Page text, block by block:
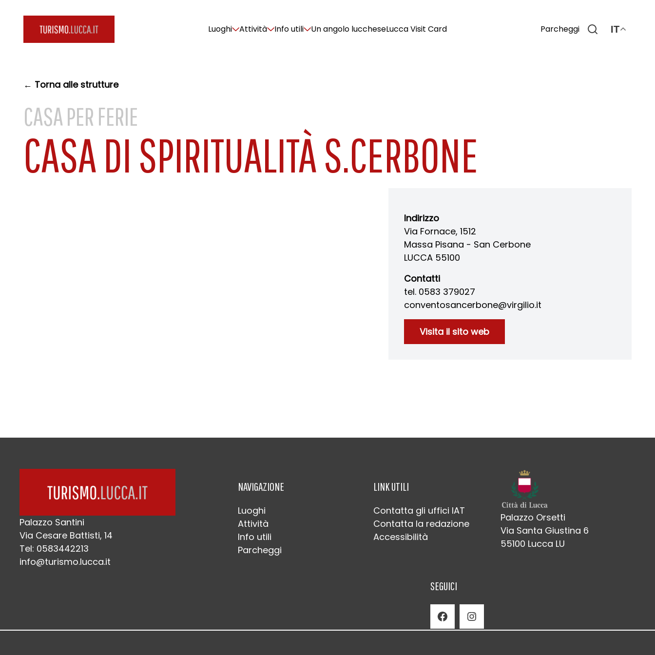
Luoghi Attività Info utili Un angolo luccheseLucca Visit Card Parcheggi IT
← Torna alle strutture
CASA PER FERIE
CASA DI SPIRITUALITÀ S.CERBONE
Indirizzo
Via Fornace, 1512
Massa Pisana - San Cerbone
LUCCA 55100
Contatti
tel. 0583 379027
conventosancerbone@virgilio.it
Visita il sito web
Palazzo Santini
Via Cesare Battisti, 14
Tel: 0583442213
info@turismo.lucca.it
NAVIGAZIONE
Luoghi
Attività
Info utili
Parcheggi
LINK UTILI
Contatta gli uffici IAT
Contatta la redazione
Accessibilità
Palazzo Orsetti
Via Santa Giustina 6
55100 Lucca LU
SEGUICI
Facebook Instagram